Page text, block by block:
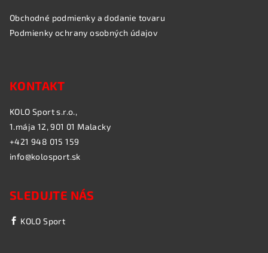
Obchodné podmienky a dodanie tovaru
Podmienky ochrany osobných údajov
KONTAKT
KOLO Sport s.r.o.,
1.mája 12, 901 01 Malacky
+421 948 015 159
info@kolosport.sk
SLEDUJTE NÁS
KOLO Sport